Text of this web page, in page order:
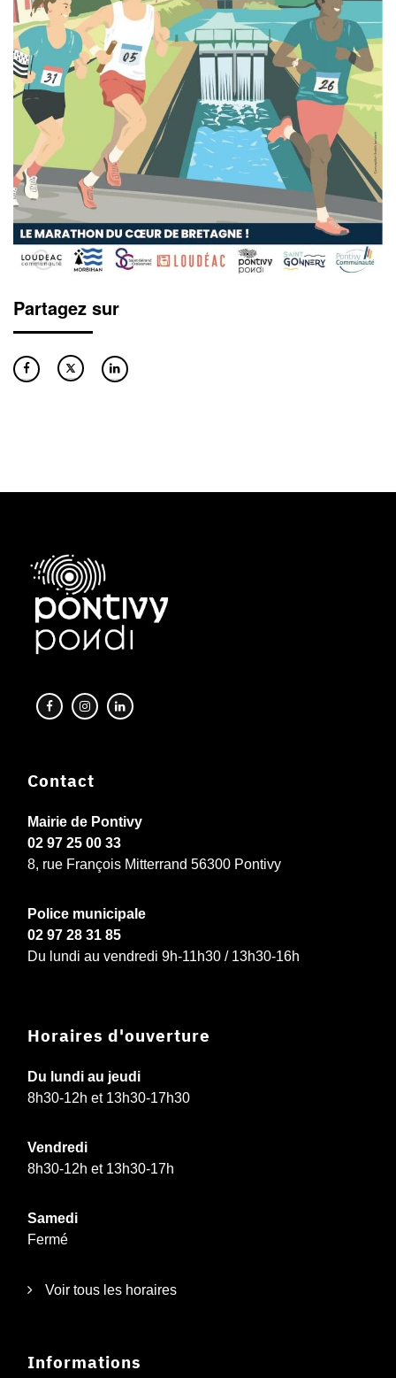
Partagez sur
Contact
Mairie de Pontivy
02 97 25 00 33
8, rue François Mitterrand 56300 Pontivy
Police municipale
02 97 28 31 85
Du lundi au vendredi 9h-11h30 / 13h30-16h
Horaires d'ouverture
Du lundi au jeudi
8h30-12h et 13h30-17h30
Vendredi
8h30-12h et 13h30-17h
Samedi
Fermé
Voir tous les horaires
Informations